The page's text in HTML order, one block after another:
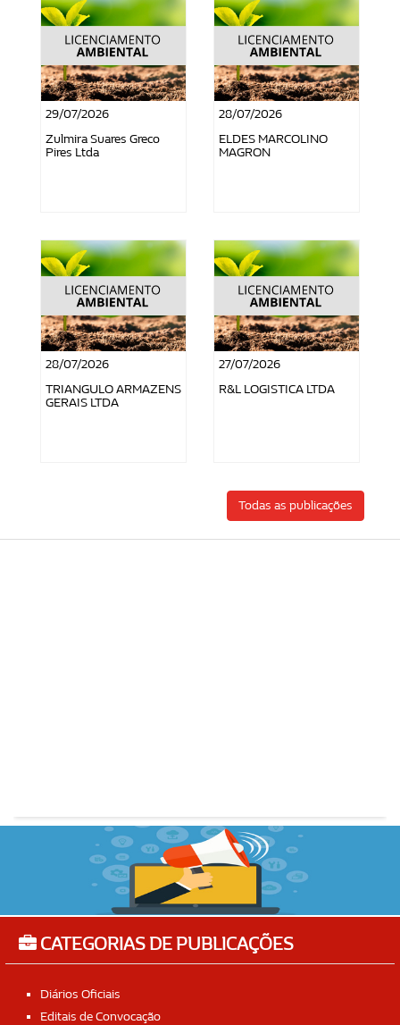
29/07/2026
Zulmira Suares Greco
Pires Ltda
28/07/2026
ELDES MARCOLINO
MAGRON
28/07/2026
TRIANGULO ARMAZENS
GERAIS LTDA
27/07/2026
R&L LOGISTICA LTDA
Todas as publicações
CATEGORIAS DE PUBLICAÇÕES
Diários Oficiais
Editais de Convocação